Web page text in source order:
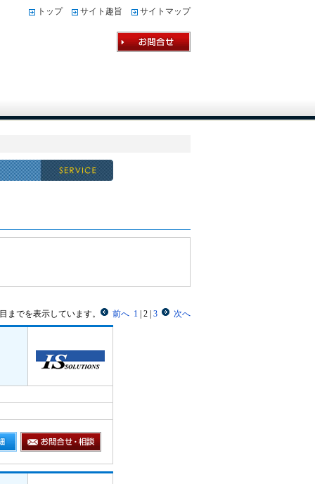
トップ サイト趣旨 サイトマップ
までを表示しています。 前へ 1 2 3 次へ